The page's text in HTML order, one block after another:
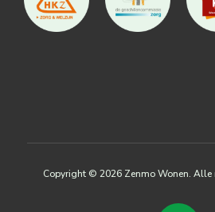
Copyright © 2026 Zenmo Wonen. Alle